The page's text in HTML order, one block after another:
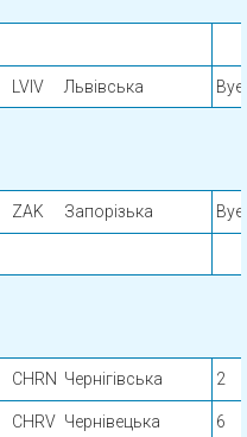
LVIV Львівська Bye
ZAK Запорізька Bye
CHRN Чернігівська 2
CHRV Чернівецька 6